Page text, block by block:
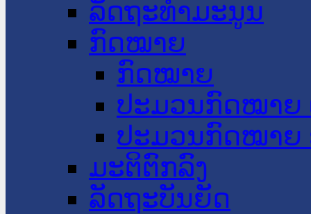
ລັດຖະທໍາມະນູນ
ກົດໝາຍ
ກົດໝາຍ
ປະມວນກົດໝາຍ
ປະມວນກົດໝາຍ
ມະຕິຕົກລົງ
ລັດຖະບັນຍັດ